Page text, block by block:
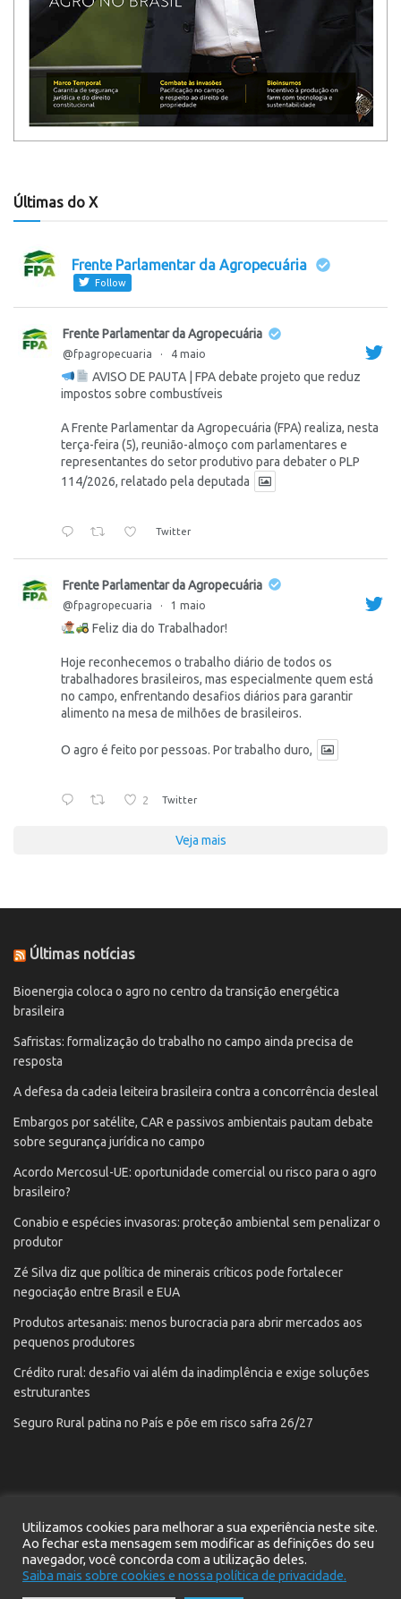
Últimas do X
Frente Parlamentar da Agropecuária
Follow
Frente Parlamentar da Agropecuária
@fpagropecuaria · 4 maio
AVISO DE PAUTA | FPA debate projeto que reduz
impostos sobre combustíveis
A Frente Parlamentar da Agropecuária (FPA) realiza, nesta
terça-feira (5), reunião-almoço com parlamentares e
representantes do setor produtivo para debater o PLP
114/2026, relatado pela deputada
Twitter
Frente Parlamentar da Agropecuária
@fpagropecuaria · 1 maio
Feliz dia do Trabalhador!
Hoje reconhecemos o trabalho diário de todos os
trabalhadores brasileiros, mas especialmente quem está
no campo, enfrentando desafios diários para garantir
alimento na mesa de milhões de brasileiros.
O agro é feito por pessoas. Por trabalho duro,
2 Twitter
Veja mais
Últimas notícias
Bioenergia coloca o agro no centro da transição energética
brasileira
Safristas: formalização do trabalho no campo ainda precisa de
resposta
A defesa da cadeia leiteira brasileira contra a concorrência desleal
Embargos por satélite, CAR e passivos ambientais pautam debate
sobre segurança jurídica no campo
Acordo Mercosul-UE: oportunidade comercial ou risco para o agro
brasileiro?
Conabio e espécies invasoras: proteção ambiental sem penalizar o
produtor
Zé Silva diz que política de minerais críticos pode fortalecer
negociação entre Brasil e EUA
Produtos artesanais: menos burocracia para abrir mercados aos
pequenos produtores
Crédito rural: desafio vai além da inadimplência e exige soluções
estruturantes
Seguro Rural patina no País e põe em risco safra 26/27
Início Notícias Contato
Cadastre seu e-mail
Política de privacidade
Utilizamos cookies para melhorar a sua experiência neste site.
Ao fechar esta mensagem sem modificar as definições do seu
navegador, você concorda com a utilização deles.
Saiba mais sobre cookies e nossa política de privacidade.